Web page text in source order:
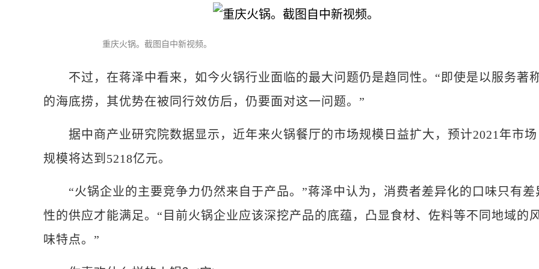
重庆火锅。截图自中新视频。
不过，在蒋泽中看来，如今火锅行业面临的最大问题仍是趋同性。“即使是以服务著
的海底捞，其优势在被同行效仿后，仍要面对这一问题。”
据中商产业研究院数据显示，近年来火锅餐厅的市场规模日益扩大，预计2021年市场
规模将达到5218亿元。
“火锅企业的主要竞争力仍然来自于产品。”蒋泽中认为，消费者差异化的口味只有差
性的供应才能满足。“目前火锅企业应该深挖产品的底蕴，凸显食材、佐料等不同地域的
味特点。”